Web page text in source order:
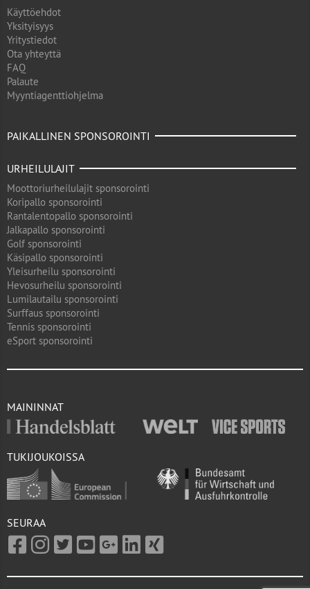
Käyttöehdot
Yksityisyys
Yritystiedot
Ota yhteyttä
FAQ
Palaute
Myyntiagenttiohjelma
PAIKALLINEN SPONSOROINTI
URHEILULAJIT
Moottoriurheilulajit sponsorointi
Koripallo sponsorointi
Rantalentopallo sponsorointi
Jalkapallo sponsorointi
Golf sponsorointi
Käsipallo sponsorointi
Yleisurheilu sponsorointi
Hevosurheilu sponsorointi
Lumilautailu sponsorointi
Surffaus sponsorointi
Tennis sponsorointi
eSport sponsorointi
MAININNAT
TUKIJOUKOISSA
SEURAA